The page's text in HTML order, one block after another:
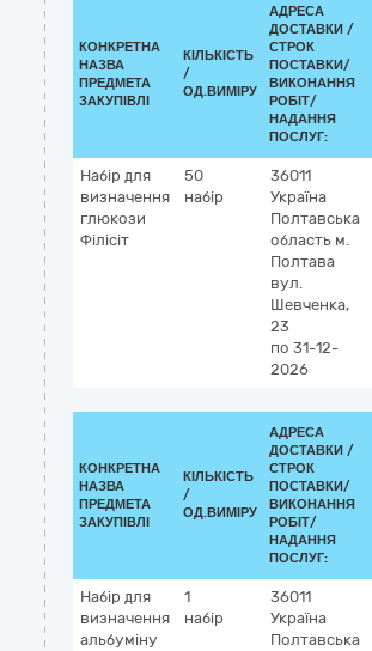
КОНКРЕТНА
НАЗВА
ПРЕДМЕТА
ЗАКУПІВЛІ
КІЛЬКІСТЬ
/
ОД.ВИМІРУ
АДРЕСА
ДОСТАВКИ /
СТРОК
ПОСТАВКИ/
ВИКОНАННЯ
РОБІТ/
НАДАННЯ
ПОСЛУГ:
Набір для
визначення
глюкози
Філісіт
50
набір
36011
Україна
Полтавська
область м.
Полтава
вул.
Шевченка,
23
по 31-12-
2026
КОНКРЕТНА
НАЗВА
ПРЕДМЕТА
ЗАКУПІВЛІ
КІЛЬКІСТЬ
/
ОД.ВИМІРУ
АДРЕСА
ДОСТАВКИ /
СТРОК
ПОСТАВКИ/
ВИКОНАННЯ
РОБІТ/
НАДАННЯ
ПОСЛУГ:
Набір для
визначення
альбуміну
1
набір
36011
Україна
Полтавська